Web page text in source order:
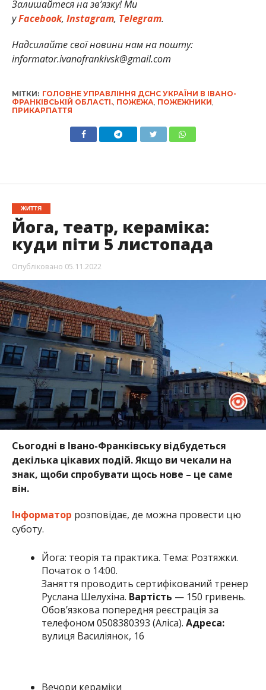
Залишайтеся на зв’язку! Ми
уFacebook, Instagram, Telegram.
Надсилайте свої новини нам на пошту:
informator.ivanofrankivsk@gmail.com
МІТКИ: ГОЛОВНЕ УПРАВЛІННЯ ДСНС УКРАЇНИ В ІВАНО-
ФРАНКІВСЬКІЙ ОБЛАСТІ., ПОЖЕЖА ПОЖЕЖНИКИ
ПРИКАРПАТТЯ
ЖИТТЯ
Йога, театр, кераміка:
куди піти 5 листопада
Опубліковано 05.11.2022
Сьогодні в Івано-Франківську відбудеться
декілька цікавих подій. Якщо ви чекали на
знак, щоби спробувати щось нове – це саме
він.
Інформатор розповідає, де можна провести цю
суботу.
Йога: теорія та практика. Тема: Розтяжки.
Початок о 14:00.
Заняття проводить сертифікований тренер
Руслана Шелухіна. Вартість — 150 гривень.
Обов’язкова попередня реєстрація за
телефоном 0508380393 (Аліса). Адреса:
вулиця Василіянок, 16
Вечори кераміки